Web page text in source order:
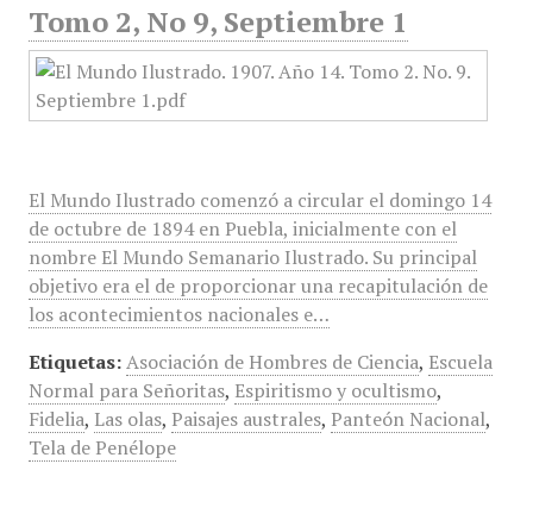
Tomo 2, No 9, Septiembre 1
El Mundo Ilustrado comenzó a circular el domingo 14
de octubre de 1894 en Puebla, inicialmente con el
nombre El Mundo Semanario Ilustrado. Su principal
objetivo era el de proporcionar una recapitulación de
los acontecimientos nacionales e…
Etiquetas: Asociación de Hombres de Ciencia, Escuela
Normal para Señoritas, Espiritismo y ocultismo,
Fidelia, Las olas, Paisajes australes, Panteón Nacional,
Tela de Penélope